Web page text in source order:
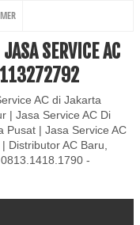
SERVICE AC
AC di Jakarta
| Jasa Service AC Di
Pusat | Jasa Service AC
Distributor AC Baru,
-